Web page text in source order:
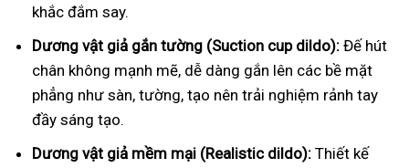
khắc đắm say.
Dương vật giả gắn tường (Suction cup dildo): Đế hút
chân không mạnh mẽ, dễ dàng gắn lên các bề mặt
phẳng như sàn, tường, tạo nên trải nghiệm rảnh tay
đầy sáng tạo.
Dương vật giả mềm mại (Realistic dildo): Thiết kế